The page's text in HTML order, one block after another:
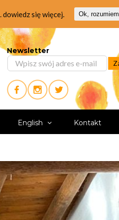
Newsletter
English Kontakt
dowiedz się więcej. Ok, rozumiem